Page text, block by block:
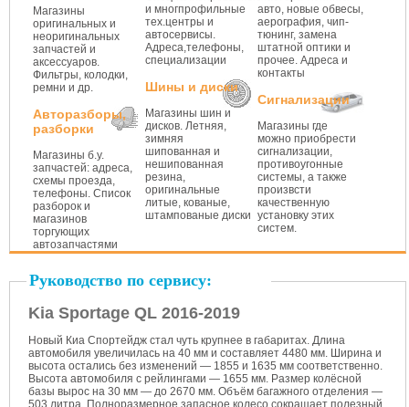
Магазины
оригинальных и
неоригинальных
запчастей и
аксессуаров.
Фильтры, колодки,
ремни и др.
Авторазборы,
разборки
Магазины б.у.
запчастей: адреса,
схемы проезда,
телефоны. Список
разборок и
магазинов
торгующих
автозапчастями
и многпрофильные
тех.центры и
автосервисы.
Адреса,телефоны,
специализации
Шины и диски
Магазины шин и
дисков. Летняя,
зимняя
шипованная и
нешипованная
резина,
оригинальные
литые, кованые,
штампованые диски
авто, новые обвесы,
аерография, чип-
тюнинг, замена
штатной оптики и
прочее. Адреса и
контакты
Сигнализации
Магазины где
можно приобрести
сигнализации,
противоугонные
системы, а также
произвсти
качественную
установку этих
систем.
Руководство по сервису:
Kia Sportage QL 2016-2019
Новый Киа Спортейдж стал чуть крупнее в габаритах. Длина
автомобиля увеличилась на 40 мм и составляет 4480 мм. Ширина и
высота остались без изменений — 1855 и 1635 мм соответственно.
Высота автомобиля с рейлингами — 1655 мм. Размер колёсной
базы вырос на 30 мм — до 2670 мм. Объём багажного отделения —
503 литра. Полноразмерное запасное колесо сокращает полезный